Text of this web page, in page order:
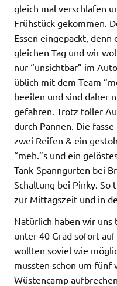
gleich mal verschlafen
Frühstück gekommen.
Essen eingepackt, denn
gleichen Tag und wir
nur “unsichtbar” im
üblich mit dem Team
beeilen und sind daher
gefahren. Trotz toller
durch Pannen. Die
zwei Reifen & ein
“meh.”s und ein
Tank-Spanngurten bei
Schaltung bei Pinky.
zur Mittagszeit und in
Natürlich haben wir
unter 40 Grad sofort
wollten soviel wie
mussten schon um fünf
Wüstencamp aufbrechen.